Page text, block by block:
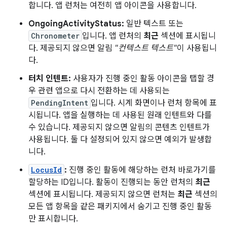
합니다. 앱 런처는 여전히 앱 아이콘을 사용합니다.
OngoingActivityStatus: 일반 텍스트 또는
Chronometer 입니다. 앱 런처의 최근 섹션에 표시됩니
다. 제공되지 않으면 알림 "컨텍스트 텍스트"이 사용됩니
다.
터치 인텐트: 사용자가 진행 중인 활동 아이콘을 탭할 경
우 관련 앱으로 다시 전환하는 데 사용되는
PendingIntent 입니다. 시계 화면이나 런처 항목에 표
시됩니다. 앱을 실행하는 데 사용된 원래 인텐트와 다를
수 있습니다. 제공되지 않으면 알림의 콘텐츠 인텐트가
사용됩니다. 둘 다 설정되어 있지 않으면 예외가 발생합
니다.
LocusId : 진행 중인 활동에 해당하는 런처 바로가기를
할당하는 ID입니다. 활동이 진행되는 동안 런처의 최근
섹션에 표시됩니다. 제공되지 않으면 런처는 최근 섹션의
모든 앱 항목을 같은 패키지에서 숨기고 진행 중인 활동
만 표시합니다.